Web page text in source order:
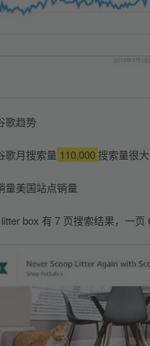
歌趋势
歌月搜索量 110,000 搜索量很大
量美国站点销量
box 有 7 页搜索结果，一